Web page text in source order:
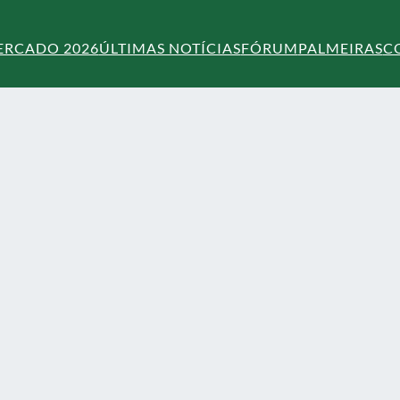
2026ÚLTIMAS NOTÍCIASFÓRUMPALMEIRAS